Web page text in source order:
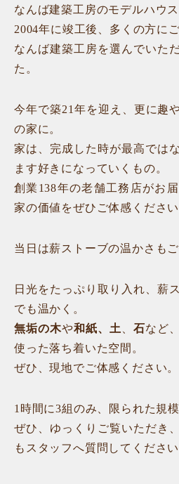
なんば建築工房のモデルハウス
2004年に竣工後、多くの方に
なんば建築工房を選んでいた
た。
今年で築21年を迎え、更に趣
の家に。
家は、完成した時が最高では
ます好きになっていくもの。
創業138年の老舗工務店がお
家の価値をぜひご体感ください
当日は薪ストーブの温かさも
日光をたっぷり取り入れ、薪
でも温かく。
無垢の木や和紙、土 、石など
使った落ち着いた空間。
ぜひ、現地でご体感ください。
1時間に3組のみ、限られた規
ぜひ、ゆっくりご覧いただき
もスタッフへ質問してください